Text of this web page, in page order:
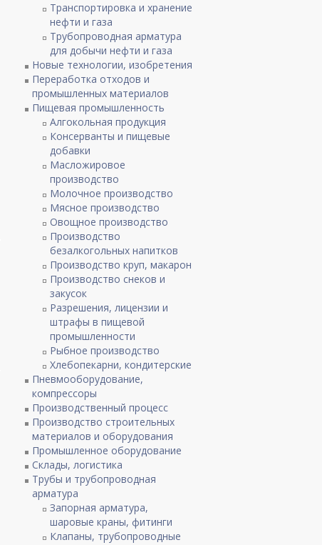
Транспортировка и хранение
нефти и газа
Трубопроводная арматура
для добычи нефти и газа
Новые технологии, изобретения
Переработка отходов и
промышленных материалов
Пищевая промышленность
Алгокольная продукция
Консерванты и пищевые
добавки
Масложировое
производство
Молочное производство
Мясное производство
Овощное производство
Производство
безалкогольных напитков
Производство круп, макарон
Производство снеков и
закусок
Разрешения, лицензии и
штрафы в пищевой
промышленности
Рыбное производство
Хлебопекарни, кондитерские
Пневмооборудование,
компрессоры
Производственный процесс
Производство строительных
материалов и оборудования
Промышленное оборудование
Склады, логистика
Трубы и трубопроводная
арматура
Запорная арматура,
шаровые краны, фитинги
Клапаны, трубопроводные